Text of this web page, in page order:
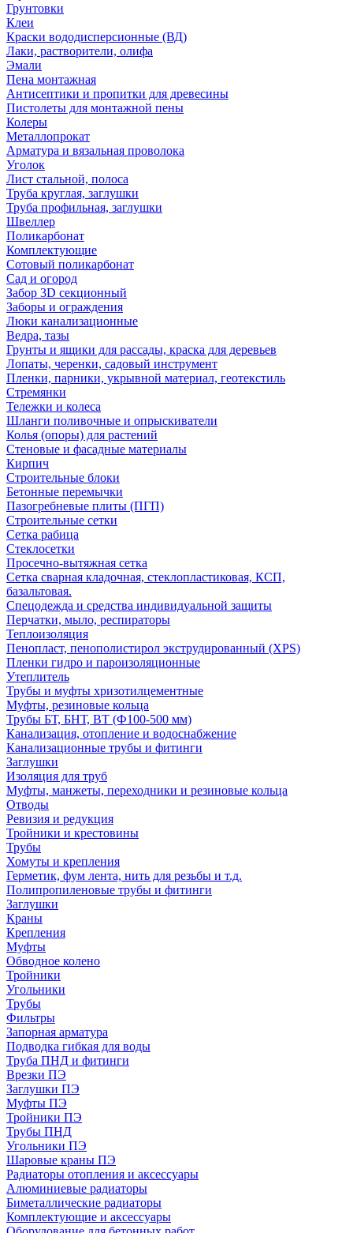
Грунтовки
Клеи
Краски вододисперсионные (ВД)
Лаки, растворители, олифа
Эмали
Пена монтажная
Антисептики и пропитки для древесины
Пистолеты для монтажной пены
Колеры
Металлопрокат
Арматура и вязальная проволока
Уголок
Лист стальной, полоса
Труба круглая, заглушки
Труба профильная, заглушки
Швеллер
Поликарбонат
Комплектующие
Сотовый поликарбонат
Сад и огород
Забор 3D секционный
Заборы и ограждения
Люки канализационные
Ведра, тазы
Грунты и ящики для рассады, краска для деревьев
Лопаты, черенки, садовый инструмент
Пленки, парники, укрывной материал, геотекстиль
Стремянки
Тележки и колеса
Шланги поливочные и опрыскиватели
Колья (опоры) для растений
Стеновые и фасадные материалы
Кирпич
Строительные блоки
Бетонные перемычки
Пазогребневые плиты (ПГП)
Строительные сетки
Сетка рабица
Стеклосетки
Просечно-вытяжная сетка
Сетка сварная кладочная, стеклопластиковая, КСП,
базальтовая.
Спецодежда и средства индивидуальной защиты
Перчатки, мыло, респираторы
Теплоизоляция
Пенопласт, пенополистирол экструдированный (XPS)
Пленки гидро и пароизоляционные
Утеплитель
Трубы и муфты хризотилцементные
Муфты, резиновые кольца
Трубы БТ, БНТ, ВТ (Ф100-500 мм)
Канализация, отопление и водоснабжение
Канализационные трубы и фитинги
Заглушки
Изоляция для труб
Муфты, манжеты, переходники и резиновые кольца
Отводы
Ревизия и редукция
Тройники и крестовины
Трубы
Хомуты и крепления
Герметик, фум лента, нить для резьбы и т.д.
Полипропиленовые трубы и фитинги
Заглушки
Краны
Крепления
Муфты
Обводное колено
Тройники
Угольники
Трубы
Фильтры
Запорная арматура
Подводка гибкая для воды
Труба ПНД и фитинги
Врезки ПЭ
Заглушки ПЭ
Муфты ПЭ
Тройники ПЭ
Трубы ПНД
Угольники ПЭ
Шаровые краны ПЭ
Радиаторы отопления и аксессуары
Алюминиевые радиаторы
Биметаллические радиаторы
Комплектующие и аксессуары